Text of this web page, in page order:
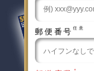
郵便番号 任意
＊